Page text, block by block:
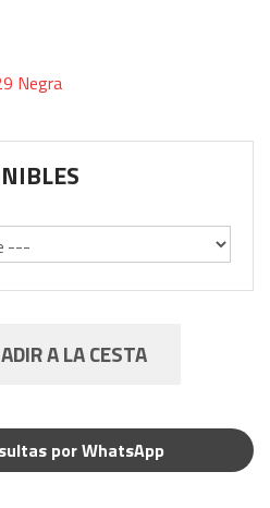
Negra
A LA CESTA
por WhatsApp